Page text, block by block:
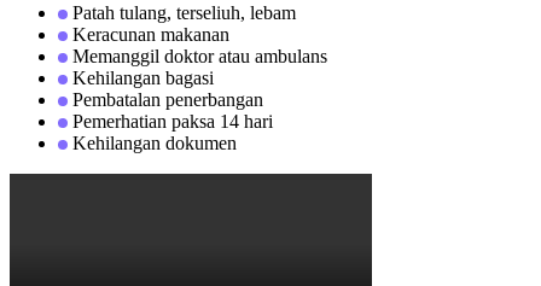
Patah tulang, terseliuh, lebam
Keracunan makanan
Memanggil doktor atau ambulans
Kehilangan bagasi
Pembatalan penerbangan
Pemerhatian paksa 14 hari
Kehilangan dokumen